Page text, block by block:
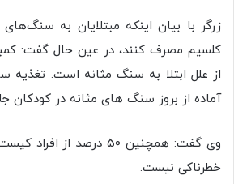
زرگر با بیان اینکه مبتلایان به
کلسیم مصرف کنند، در عین حال گفت:
از علل ابتلا به سنگ مثانه است. تغذیه
آماده از بروز سنگ های مثانه در کودکان
وی گفت: همچنین ۵۰ درصد از
خطرناکی نیست.